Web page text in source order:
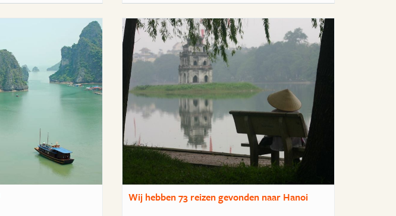
Wij hebben73 reizengevonden naar Hanoi